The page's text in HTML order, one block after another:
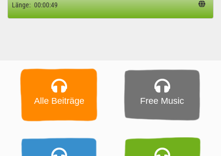
Länge: 00:00:49
Alle Beiträge Free Music